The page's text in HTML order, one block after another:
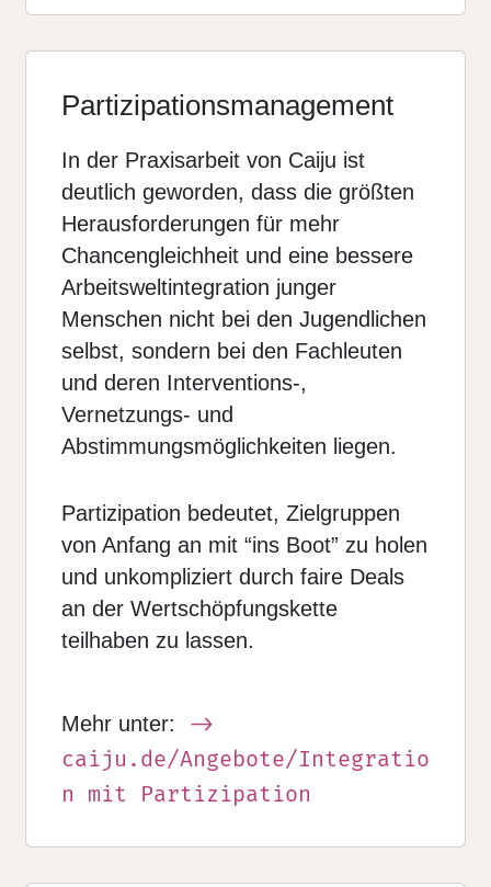
Partizipationsmanagement
In der Praxisarbeit von Caiju ist
deutlich geworden, dass die größten
Herausforderungen für mehr
Chancengleichheit und eine bessere
Arbeitsweltintegration junger
Menschen nicht bei den Jugendlichen
selbst, sondern bei den Fachleuten
und deren Interventions-,
Vernetzungs- und
Abstimmungsmöglichkeiten liegen.
Partizipation bedeutet, Zielgruppen
von Anfang an mit “ins Boot” zu holen
und unkompliziert durch faire Deals
an der Wertschöpfungskette
teilhaben zu lassen.
Mehr unter:
caiju.de/Angebote/Integratio
n mit Partizipation